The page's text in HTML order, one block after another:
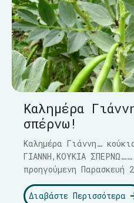
Καλημέρα
σπέρνω!
Καλημέρα Γιάννη…
ΓΙΑΝΝΗ,ΚΟΥΚΙΑ
προηγούμενη Παρασκευή
Διαβάστε Περισσότερα